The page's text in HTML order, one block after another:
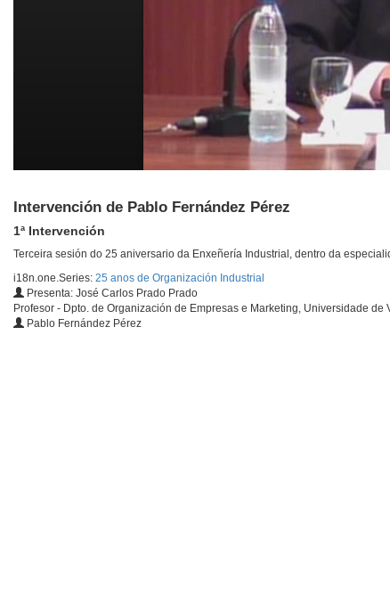
Intervención de Pablo Fernández Pérez
1ª Intervención
Terceira sesión do 25 aniversario da Enxeñería Industrial, dentro da
i18n.one.Series: 25 anos de Organización Industrial
Presenta: José Carlos Prado Prado
Profesor - Dpto. de Organización de Empresas e Marketing, Universidade de
Pablo Fernández Pérez